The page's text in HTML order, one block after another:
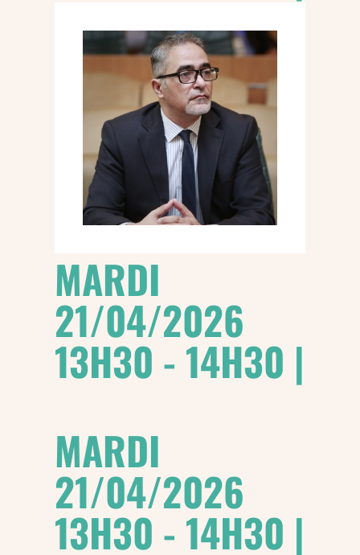
MARDI
21/04/2026
13H30 - 14H30 |
MARDI
21/04/2026
13H30 - 14H30 |